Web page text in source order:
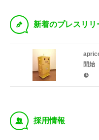
D 新着のプレスリリ
開始
‰ 採用情報